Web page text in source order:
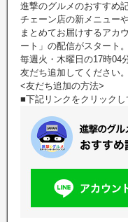
進撃のグルメのおすすめ
チェーン店の新メニュー
まとめてお届けするアカ
ート」の配信がスタート。
毎週火・木曜日の17時04
友だち追加してください。
<友だち追加の方法>
■下記リンクをクリック